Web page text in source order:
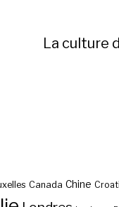
La culture
Canada Chine